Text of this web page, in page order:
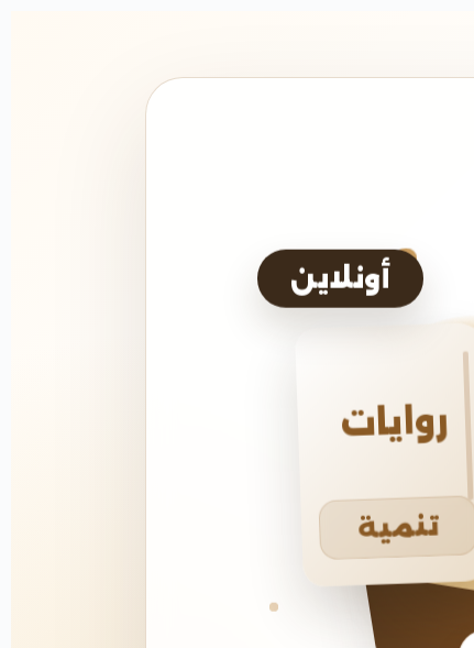
أونلاين
روايات
تنمية